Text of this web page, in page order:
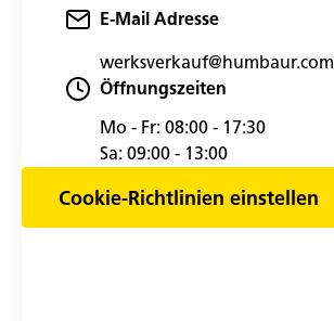
E-Mail Adresse
werksverkauf@humbaur.com
Öffnungszeiten
Mo - Fr: 08:00 - 17:30
Sa: 09:00 - 13:00
Cookie-Richtlinien einstellen